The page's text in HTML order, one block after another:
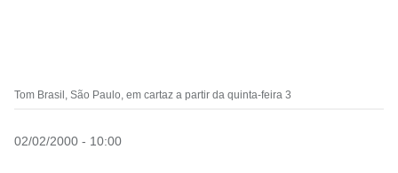
Tom Brasil, São Paulo, em cartaz a partir da quinta-feira 3
02/02/2000 - 10:00